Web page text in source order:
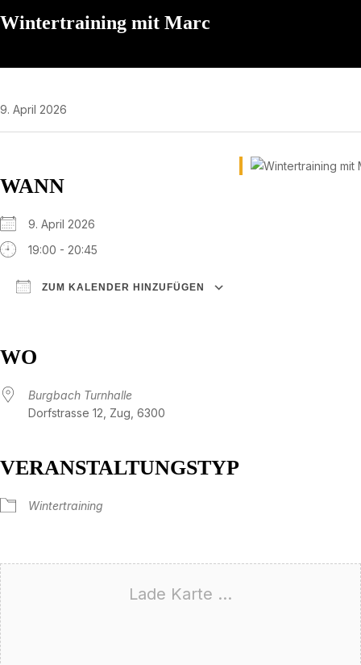
Wintertraining mit Marc
9. April 2026
WANN
9. April 2026
19:00 - 20:45
ZUM KALENDER HINZUFÜGEN
WO
Burgbach Turnhalle
Dorfstrasse 12, Zug, 6300
VERANSTALTUNGSTYP
Wintertraining
Lade Karte ...